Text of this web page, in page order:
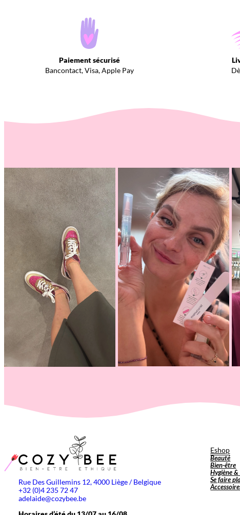
Paiement sécurisé
Bancontact, Visa, Apple Pay
Rue Des Guillemins 12, 4000 Liège / Belgique
+32 (0)4 235 72 47
adelaide@cozybee.be
Eshop
Beauté
Bien-être
Hygiène &
Se faire